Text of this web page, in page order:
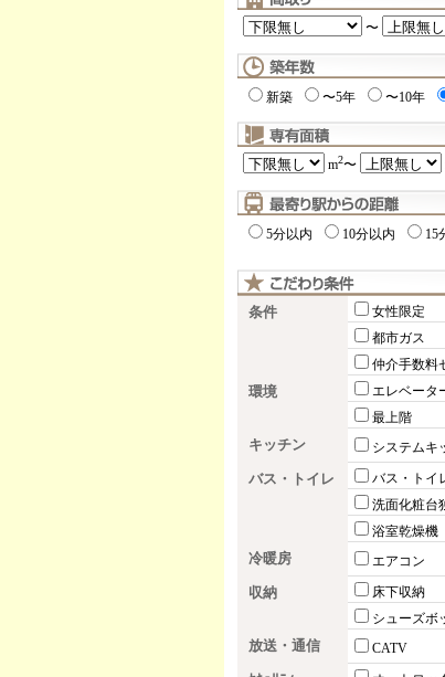
〜
新築 〜5年 〜10年
m2〜
5分以内 10分以内 15
条件 女性限定
都市ガス
仲介手数料
環境 エレベータ
最上階
キッチン システムキ
バス・トイレ バス・トイ
洗面化粧台
浴室乾燥機
冷暖房 エアコン
収納 床下収納
シューズボ
放送・通信 CATV